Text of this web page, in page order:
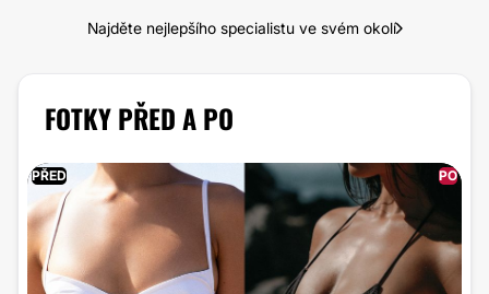
Najděte nejlepšího specialistu ve svém okolí
FOTKY PŘED A PO
PŘED PO